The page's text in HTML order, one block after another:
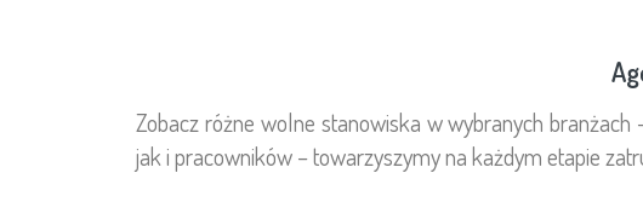
Zobacz różne wolne stanowiska w wybranych
jak i pracowników – towarzyszymy na każdym etapie